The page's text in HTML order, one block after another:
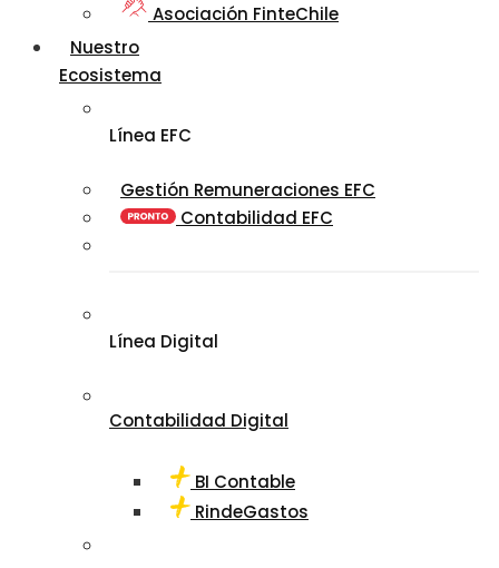
Asociación FinteChile
Nuestro
Ecosistema
Línea EFC
Gestión Remuneraciones EFC
Contabilidad EFC
Línea Digital
Contabilidad Digital
BI Contable
RindeGastos